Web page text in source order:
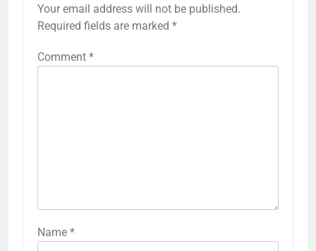
Your email address will not be published.
Required fields are marked *
Comment *
Name *